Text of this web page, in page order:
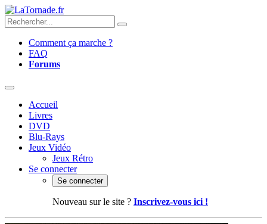
Comment ça marche ?
FAQ
Forums
Accueil
Livres
DVD
Blu-Rays
Jeux Vidéo
Jeux Rétro
Se connecter
Se connecter
Nouveau sur le site ? Inscrivez-vous ici !